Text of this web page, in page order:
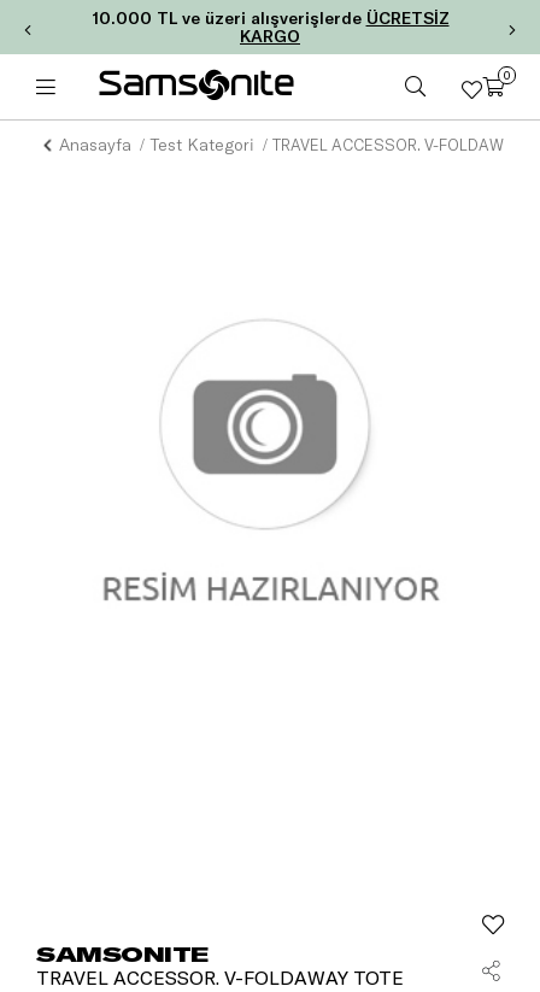
10.000 TL ve üzeri alışverişlerde ÜCRETSİZ
KARGO
0
Anasayfa Test Kategori TRAVEL ACCESSOR. V-FOLDAWAY
SAMSONITE
TRAVEL ACCESSOR. V-FOLDAWAY TOTE